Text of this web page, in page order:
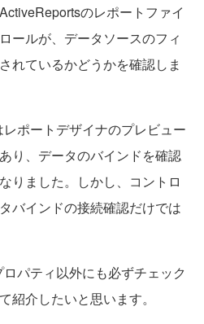
のレポートファイ
ールが、データソースのフィ
れているかどうかを確認しま
ポートデザイナのプレビュー
り、データのバインドを確認
りました。しかし、コントロ
バインドの接続確認だけでは
パティ以外にも必ずチェック
紹介したいと思います。